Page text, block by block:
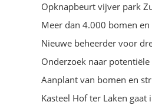
Opknapbeurt vijver park
Meer dan 4.000 bomen
Nieuwe beheerder voor
Onderzoek naar
Aanplant van bomen en
Kasteel Hof ter Laken gaat